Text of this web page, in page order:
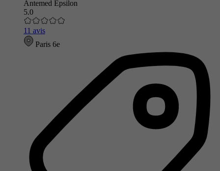
Antemed Epsilon
5.0
11 avis
Paris 6e